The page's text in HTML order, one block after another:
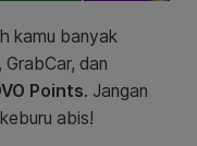
kamu banyak
dan
Points. Jangan
abis!